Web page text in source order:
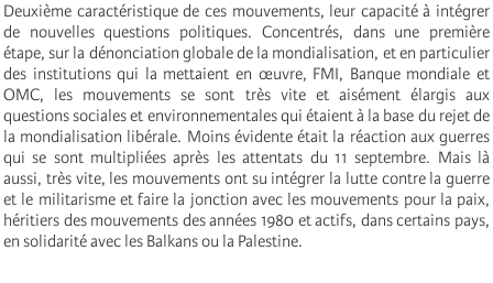
Deuxième caractéristique de ces mouvements, leur capacité à intégrer
de nouvelles questions politiques. Concentrés, dans une première
étape, sur la dénonciation globale de la mondialisation, et en particulier
des institutions qui la mettaient en œuvre, FMI, Banque mondiale et
OMC, les mouvements se sont très vite et aisément élargis aux
questions sociales et environnementales qui étaient à la base du rejet de
la mondialisation libérale. Moins évidente était la réaction aux guerres
qui se sont multipliées après les attentats du 11 septembre. Mais là
aussi, très vite, les mouvements ont su intégrer la lutte contre la guerre
et le militarisme et faire la jonction avec les mouvements pour la paix,
héritiers des mouvements des années 1980 et actifs, dans certains pays,
en solidarité avec les Balkans ou la Palestine.